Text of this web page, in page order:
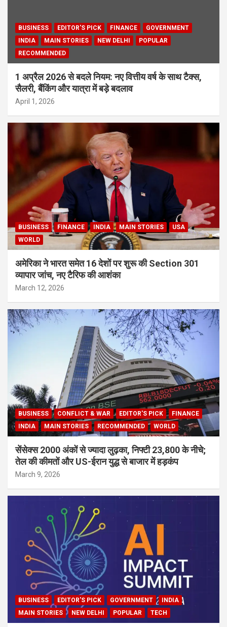
BUSINESS EDITOR'S PICK FINANCE
GOVERNMENT
INDIA
MAIN STORIES NEW DELHI
POPULAR
RECOMMENDED
1 अप्रैल 2026 से बदले नियम: नए वित्तीय वर्ष के साथ टैक्स,
सैलरी, बैंकिंग और यात्रा में बड़े बदलाव
April 1, 2026
BUSINESS FINANCE INDIA MAIN STORIES
USA
WORLD
अमेरिका ने भारत समेत 16 देशों पर शुरू की Section 301
व्यापार जांच, नए टैरिफ की आशंका
March 12, 2026
BUSINESS CONFLICT & WAR EDITOR'S PICK
FINANCE
INDIA
MAIN STORIES RECOMMENDED WORLD
सेंसेक्स 2000 अंकों से ज्यादा लुढ़का, निफ्टी 23,800 के नीचे;
तेल की कीमतों और US-ईरान युद्ध से बाजार में हड़कंप
March 9, 2026
BUSINESS EDITOR'S PICK GOVERNMENT
INDIA
MAIN STORIES
NEW DELHI POPULAR TECH